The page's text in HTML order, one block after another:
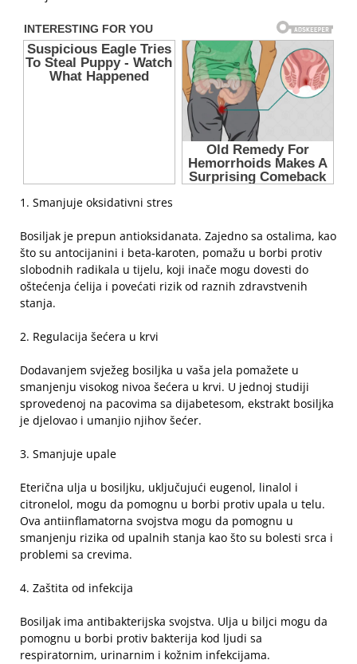
1. Smanjuje oksidativni stres
Bosiljak je prepun antioksidanata. Zajedno sa ostalima, kao
što su antocijanini i beta-karoten, pomažu u borbi protiv
slobodnih radikala u tijelu, koji inače mogu dovesti do
oštećenja ćelija i povećati rizik od raznih zdravstvenih
stanja.
2. Regulacija šećera u krvi
Dodavanjem svježeg bosiljka u vaša jela pomažete u
smanjenju visokog nivoa šećera u krvi. U jednoj studiji
sprovedenoj na pacovima sa dijabetesom, ekstrakt bosiljka
je djelovao i umanjio njihov šećer.
3. Smanjuje upale
Eterična ulja u bosiljku, uključujući eugenol, linalol i
citronelol, mogu da pomognu u borbi protiv upala u telu.
Ova antiinflamatorna svojstva mogu da pomognu u
smanjenju rizika od upalnih stanja kao što su bolesti srca i
problemi sa crevima.
4. Zaštita od infekcija
Bosiljak ima antibakterijska svojstva. Ulja u biljci mogu da
pomognu u borbi protiv bakterija kod ljudi sa
respiratornim, urinarnim i kožnim infekcijama.